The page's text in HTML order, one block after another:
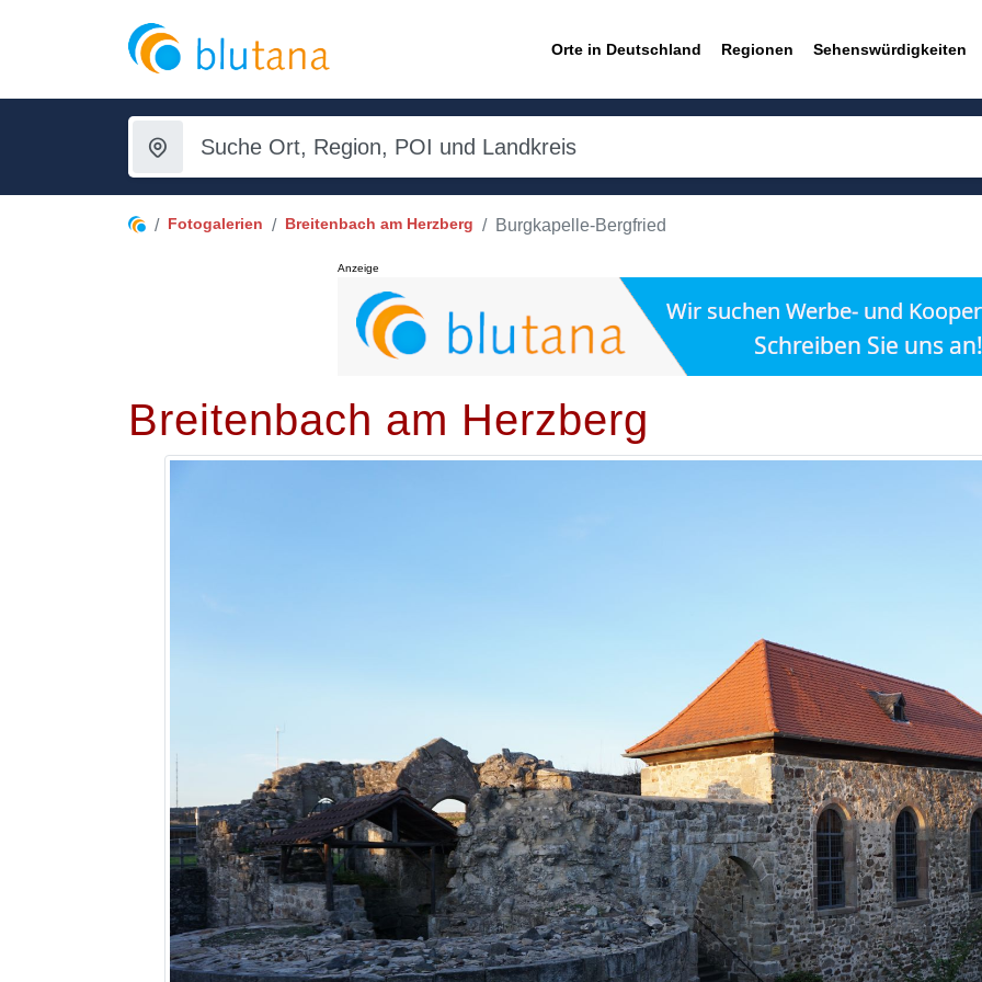
Orte in Deutschland Regionen Sehenswürdigkeiten
Fotogalerien Breitenbach am Herzberg Burgkapelle-Bergfried
Anzeige
Breitenbach am Herzberg